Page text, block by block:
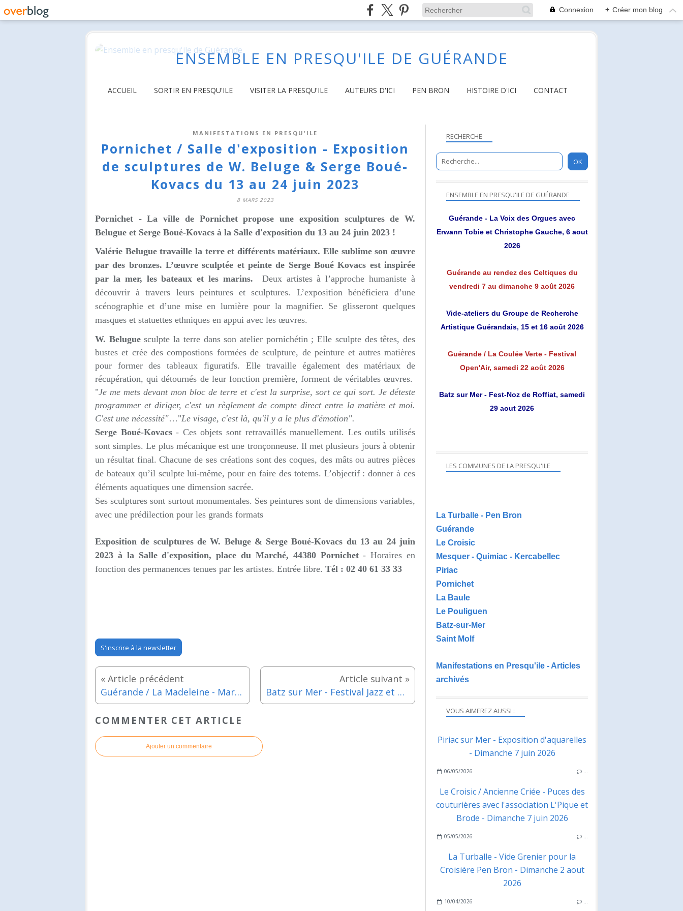
Connexion + Créer mon blog
ENSEMBLE EN PRESQU'ILE DE GUÉRANDE
ACCUEIL SORTIR EN PRESQU'ILE VISITER LA PRESQU'ILE AUTEURS D'ICI PEN BRON HISTOIRE D'ICI CONTACT
MANIFESTATIONS EN PRESQU'ILE
Pornichet / Salle d'exposition - Exposition
de sculptures de W. Beluge & Serge Boué-
Kovacs du 13 au 24 juin 2023
8 MARS 2023
Pornichet - La ville de Pornichet propose une exposition sculptures de W.
Belugue et Serge Boué-Kovacs à la Salle d'exposition du 13 au 24 juin 2023 !
Valérie Belugue travaille la terre et différents matériaux. Elle sublime son œuvre
par des bronzes. L’œuvre sculptée et peinte de Serge Boué Kovacs est inspirée
par la mer, les bateaux et les marins.
Deux artistes à l’approche humaniste à
découvrir à travers leurs peintures et sculptures. L’exposition bénéficiera d’une
scénographie et d’une mise en lumière pour la magnifier. Se glisseront quelques
masques et statuettes ethniques en appui avec les œuvres.
W. Beluguesculpte la terre dans son atelier pornichétin ; Elle sculpte des têtes, des
bustes et crée des compostions formées de sculpture, de peinture et autres matières
pour former des tableaux figuratifs. Elle travaille également des matériaux de
récupération, qui détournés de leur fonction première, forment de véritables œuvres.
"Je me mets devant mon bloc de terre et c'est la surprise, sort ce qui sort. Je déteste
programmer et diriger, c'est un règlement de compte direct entre la matière et moi.
C'est une nécessité"…"Le visage, c'est là, qu'il y a le plus d'émotion".
Serge Boué-Kovacs- Ces objets sont retravaillés manuellement. Les outils utilisés
sont simples. Le plus mécanique est une tronçonneuse. Il met plusieurs jours à obtenir
un résultat final. Chacune de ses créations sont des coques, des mâts ou autres pièces
de bateaux qu’il sculpte lui-même, pour en faire des totems. L’objectif : donner à ces
éléments aquatiques une dimension sacrée.
Ses sculptures sont surtout monumentales. Ses peintures sont de dimensions variables,
avec une prédilection pour les grands formats
Exposition de sculptures de W. Beluge & Serge Boué-Kovacs du 13 au 24 juin
2023 à la Salle d'exposition, place du Marché, 44380 Pornichet- Horaires en
fonction des permanences tenues par les artistes. Entrée libre. Tél : 02 40 61 33 33
S'inscrire à la newsletter
Guérande / La Madeleine - Marché bio - Samedi 10 juin 2023 Batz sur Mer - Festival Jazz et Patrimoine : Des Caraïbes à l’Afrique ! - Samedi 24 juin 2023
COMMENTER CET ARTICLE
Ajouter un commentaire
RECHERCHE
VOUS AIMEREZ AUSSI :
Piriac sur Mer - Exposition d'aquarelles
- Dimanche 7 juin 2026
06/05/2026 …
Le Croisic / Ancienne Criée - Puces des
couturières avec l'association L'Pique et
Brode - Dimanche 7 juin 2026
05/05/2026 …
La Turballe - Vide Grenier pour la
Croisière Pen Bron - Dimanche 2 aout
2026
10/04/2026 …
ENSEMBLE EN PRESQU'ILE DE GUÉRANDE
Guérande - La Voix des Orgues avec
Erwann Tobie et Christophe Gauche, 6 aout
2026
Guérande au rendez des Celtiques du
vendredi 7 au dimanche 9 août 2026
Vide-ateliers du Groupe de Recherche
Artistique Guérandais, 15 et 16 août 2026
Guérande / La Coulée Verte - Festival
Open'Air, samedi 22 août 2026
Batz sur Mer - Fest-Noz de Roffiat, samedi
29 aout 2026
LES COMMUNES DE LA PRESQU'ILE
La Turballe - Pen Bron
Guérande
Le Croisic
Mesquer - Quimiac - Kercabellec
Piriac
Pornichet
La Baule
Le Pouliguen
Batz-sur-Mer
Saint Molf
Manifestations en Presqu'ile - Articles
archivés